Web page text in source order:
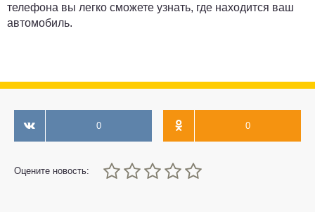
телефона вы легко сможете узнать, где находится ваш
автомобиль.
0 0
Оцените новость:
0
1 3 4 5